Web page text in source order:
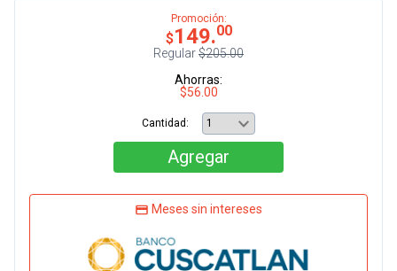
Promoción:
$149.00
Regular$205.00
Ahorras:
$56.00
Cantidad:
Agregar
Meses sin intereses